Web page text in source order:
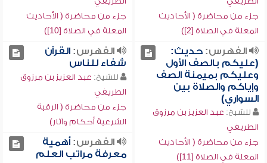
جزء من محاضرة ( الأحاديث
المعلة في الصلاة [2])
جزء من محاضرة ( الأحاديث
المعلة في الصلاة [10])
الفهرس:حديث:
(عليكم بالصف الأول
وعليكم بميمنة الصف
وإياكم والصلاة بين
السواري)
للشيخ: عبد العزيز بن مرزوق
الطريفي
جزء من محاضرة ( الأحاديث
المعلة في الصلاة [11])
الفهرس:القرآن
شفاء للناس
للشيخ: عبد العزيز بن مرزوق
الطريفي
جزء من محاضرة ( الرقية
الشرعية أحكام وآثار)
الفهرس:أهمية
معرفة مراتب العلم